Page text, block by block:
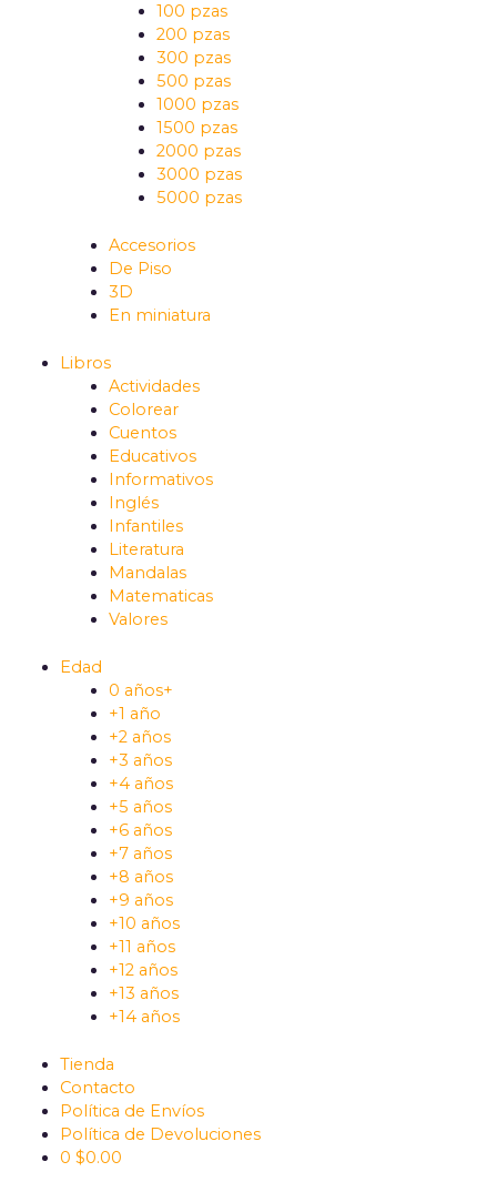
100 pzas
200 pzas
300 pzas
500 pzas
1000 pzas
1500 pzas
2000 pzas
3000 pzas
5000 pzas
Accesorios
De Piso
3D
En miniatura
Libros
Actividades
Colorear
Cuentos
Educativos
Informativos
Inglés
Infantiles
Literatura
Mandalas
Matematicas
Valores
Edad
0 años+
+1 año
+2 años
+3 años
+4 años
+5 años
+6 años
+7 años
+8 años
+9 años
+10 años
+11 años
+12 años
+13 años
+14 años
Tienda
Contacto
Política de Envíos
Política de Devoluciones
0 $0.00